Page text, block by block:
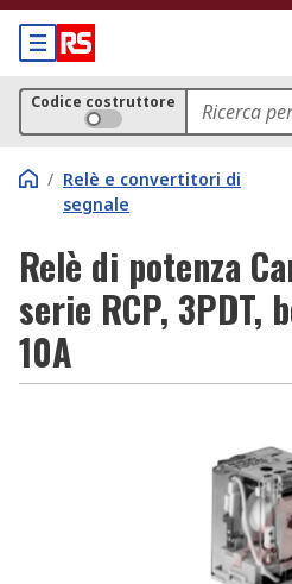
Codice costruttore
/ Relè e convertitori di
segnale
Relè di potenza
serie RCP, 3PDT,
10A